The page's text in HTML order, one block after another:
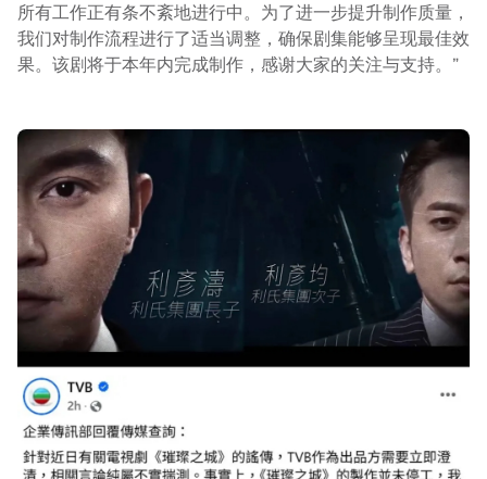
所有工作正有条不紊地进行中。为了进一步提升制作质量，
我们对制作流程进行了适当调整，确保剧集能够呈现最佳效
果。该剧将于本年内完成制作，感谢大家的关注与支持。”